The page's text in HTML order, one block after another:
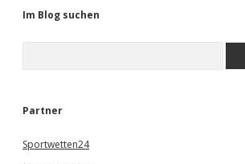
Im Blog suchen
e
Partner
Sportwetten24